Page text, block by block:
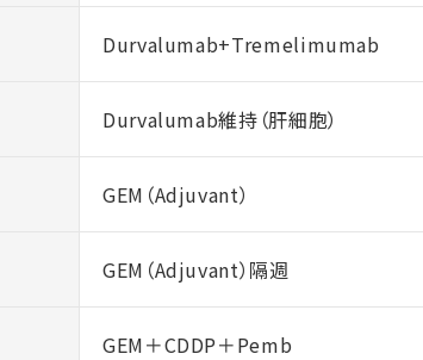
Durvalumab+Tremelimumab
Durvalumab維持（肝細胞）
GEM（Adjuvant）
GEM（Adjuvant）隔週
GEM＋CDDP＋Pemb